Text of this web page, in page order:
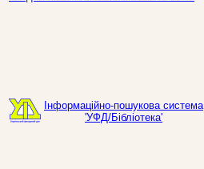
Інформаційно-пошукова система
'УФД/Бібліотека'